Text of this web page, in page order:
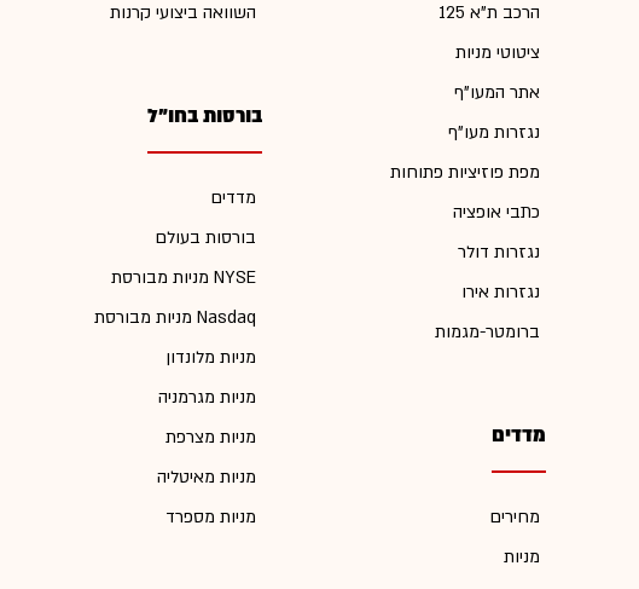
הרכב ת"א 125
ציטוטי מניות
אתר המעו"ף
נגזרות מעו"ף
מפת פוזיציות פתוחות
כתבי אופציה
נגזרות דולר
נגזרות אירו
ברומטר-מגמות
מדדים
מחירים
מניות
השוואה ביצועי קרנות
בורסות בחו"ל
מדדים
בורסות בעולם
מניות מבורסת NYSE
מניות מבורסת Nasdaq
מניות מלונדון
מניות מגרמניה
מניות מצרפת
מניות מאיטליה
מניות מספרד